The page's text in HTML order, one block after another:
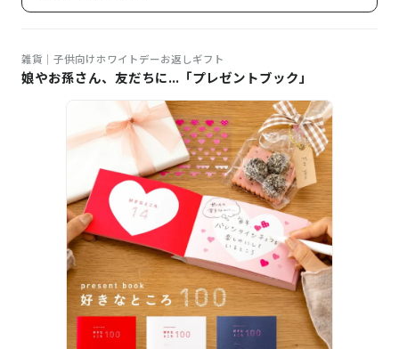
雑貨｜子供向けホワイトデーお返しギフト
娘やお孫さん、友だちに...「プレゼントブック」